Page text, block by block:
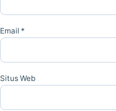
Email *
Situs Web